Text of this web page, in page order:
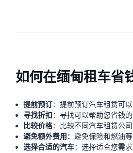
如何在缅甸租车省
提前预订：提前预订汽车租赁可以
寻找折扣：寻找可以帮助您省钱
比较价格：比较不同汽车租赁公
避免额外费用： 避免保险和燃油
选择合适的汽车：选择适合您需